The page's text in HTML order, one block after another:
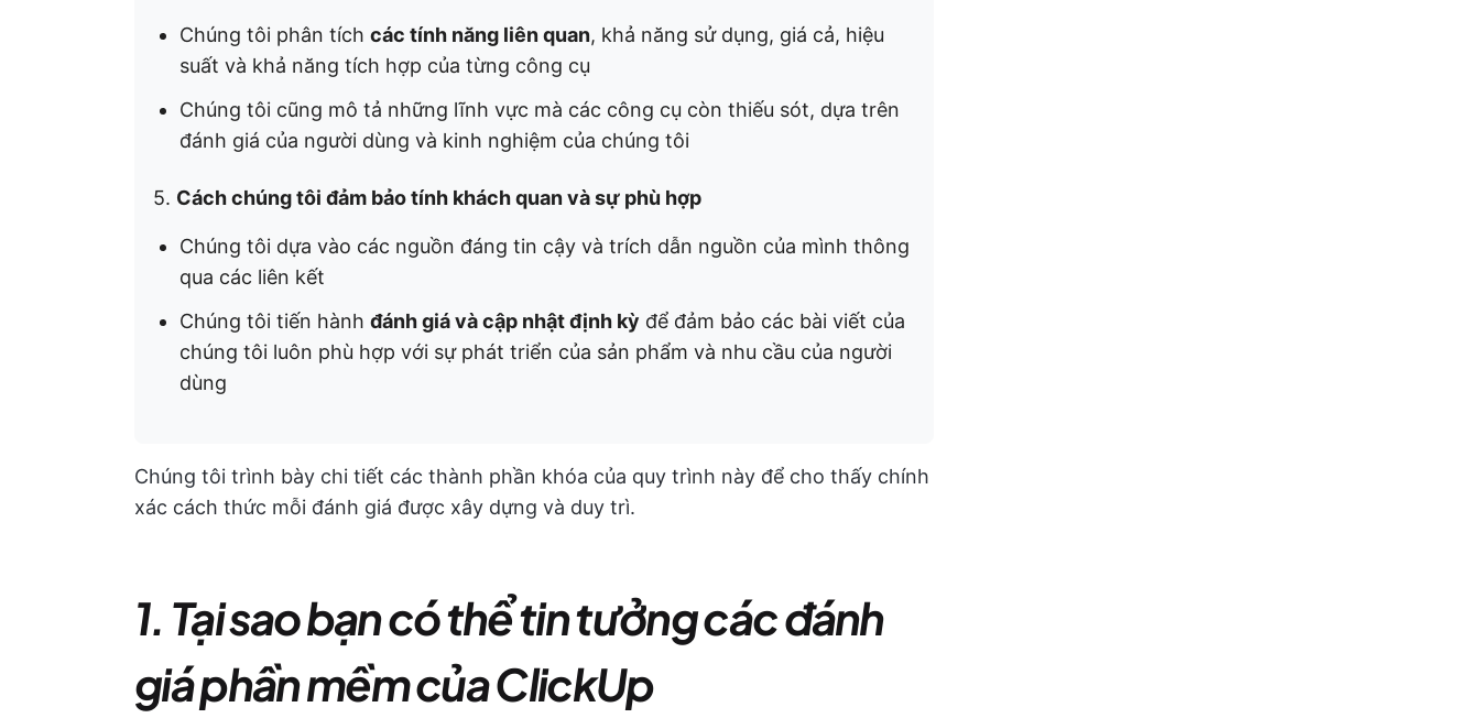
Chúng tôi phân tích các tính năng liên quan, khả năng sử dụng, giá cả, hiệu
suất và khả năng tích hợp của từng công cụ
Chúng tôi cũng mô tả những lĩnh vực mà các công cụ còn thiếu sót, dựa trên
đánh giá của người dùng và kinh nghiệm của chúng tôi
5. Cách chúng tôi đảm bảo tính khách quan và sự phù hợp
Chúng tôi dựa vào các nguồn đáng tin cậy và trích dẫn nguồn của mình thông
qua các liên kết
Chúng tôi tiến hành đánh giá và cập nhật định kỳ để đảm bảo các bài viết của
chúng tôi luôn phù hợp với sự phát triển của sản phẩm và nhu cầu của người
dùng
Chúng tôi trình bày chi tiết các thành phần khóa của quy trình này để cho thấy chính
xác cách thức mỗi đánh giá được xây dựng và duy trì.
1. Tại sao bạn có thể tin tưởng các đánh
giá phần mềm của ClickUp